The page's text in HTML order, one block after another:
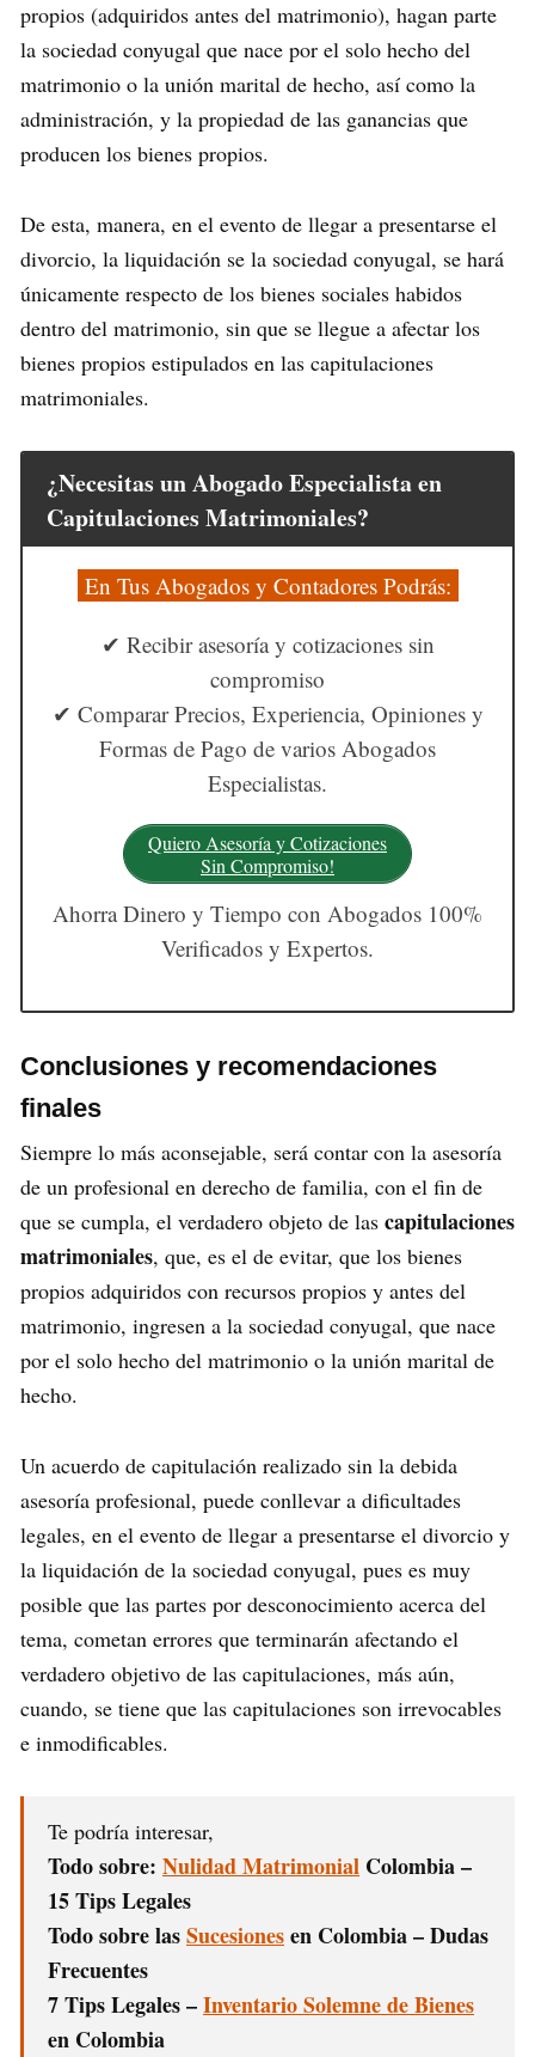
propios (adquiridos antes del matrimonio), hagan parte
la sociedad conyugal que nace por el solo hecho del
matrimonio o la unión marital de hecho, así como la
administración, y la propiedad de las ganancias que
producen los bienes propios.
De esta, manera, en el evento de llegar a presentarse el
divorcio, la liquidación se la sociedad conyugal, se hará
únicamente respecto de los bienes sociales habidos
dentro del matrimonio, sin que se llegue a afectar los
bienes propios estipulados en las capitulaciones
matrimoniales.
¿Necesitas un Abogado Especialista en
Capitulaciones Matrimoniales?
En Tus Abogados y Contadores Podrás:
✔ Recibir asesoría y cotizaciones sin
compromiso
✔ Comparar Precios, Experiencia, Opiniones y
Formas de Pago de varios Abogados
Especialistas.
Quiero Asesoría y Cotizaciones
Sin Compromiso!
Ahorra Dinero y Tiempo con Abogados 100%
Verificados y Expertos.
Conclusiones y recomendaciones
finales
Siempre lo más aconsejable, será contar con la asesoría
de un profesional en derecho de familia, con el fin de
que se cumpla, el verdadero objeto de las capitulaciones
matrimoniales, que, es el de evitar, que los bienes
propios adquiridos con recursos propios y antes del
matrimonio, ingresen a la sociedad conyugal, que nace
por el solo hecho del matrimonio o la unión marital de
hecho.
Un acuerdo de capitulación realizado sin la debida
asesoría profesional, puede conllevar a dificultades
legales, en el evento de llegar a presentarse el divorcio y
la liquidación de la sociedad conyugal, pues es muy
posible que las partes por desconocimiento acerca del
tema, cometan errores que terminarán afectando el
verdadero objetivo de las capitulaciones, más aún,
cuando, se tiene que las capitulaciones son irrevocables
e inmodificables.
Te podría interesar,
Todo sobre: Nulidad Matrimonial Colombia –
15 Tips Legales
Todo sobre lasSucesionesen Colombia – Dudas
Frecuentes
7 Tips Legales –Inventario Solemne de Bienes
en Colombia